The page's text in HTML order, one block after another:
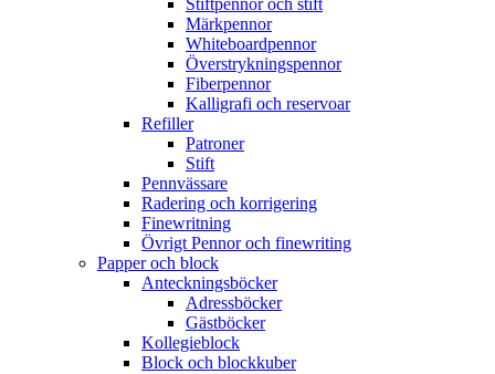
Stiftpennor och stift
Märkpennor
Whiteboardpennor
Överstrykningspennor
Fiberpennor
Kalligrafi och reservoar
Refiller
Patroner
Stift
Pennvässare
Radering och korrigering
Finewritning
Övrigt Pennor och finewriting
Papper och block
Anteckningsböcker
Adressböcker
Gästböcker
Kollegieblock
Block och blockkuber